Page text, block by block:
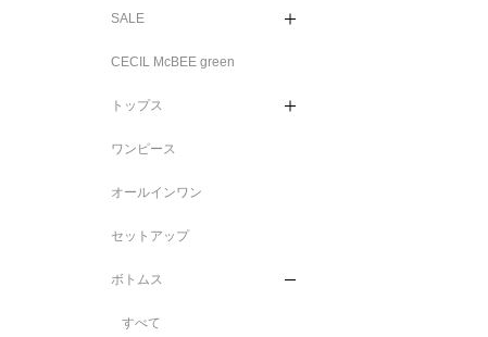
SALE
CECIL McBEE green
トップス
ワンピース
オールインワン
セットアップ
ボトムス
すべて